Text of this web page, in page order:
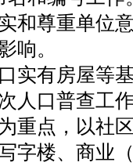
和尊重单位
响。
实有房屋等
口普查工作
重点，以社
字楼、商业